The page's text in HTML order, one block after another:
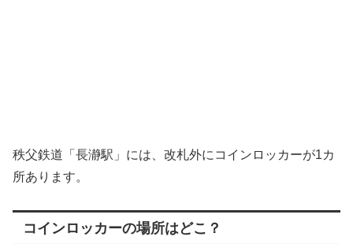
秩父鉄道「長瀞駅」には、改札外にコインロッカーが1カ
所あります。
コインロッカーの場所はどこ？